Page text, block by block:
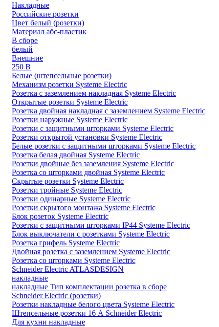
Накладные
Российские розетки
Цвет белый (розетки)
Материал абс-пластик
В сборе
белый
Внешние
250 В
Белые (штепсельные розетки)
Механизм розетки Systeme Electric
Розетка с заземлением накладная Systeme Electric
Открытые розетки Systeme Electric
Розетка двойная накладная с заземлением Systeme Electric
Розетки наружные Systeme Electric
Розетки с защитными шторками Systeme Electric
Розетки открытой установки Systeme Electric
Белые розетки с защитными шторками Systeme Electric
Розетка белая двойная Systeme Electric
Розетки двойные без заземления Systeme Electric
Розетка со шторками двойная Systeme Electric
Скрытые розетки Systeme Electric
Розетки тройные Systeme Electric
Розетки одинарные Systeme Electric
Розетки скрытого монтажа Systeme Electric
Блок розеток Systeme Electric
Розетки с защитными шторками IP44 Systeme Electric
Блок выключатели с розетками Systeme Electric
Розетка грифель Systeme Electric
Двойная розетка с заземлением Systeme Electric
Розетка со шторками Systeme Electric
Schneider Electric ATLASDESIGN
накладные
накладные Тип комплектации розетка в сборе
Schneider Electric (розетки)
Розетки накладные белого цвета Systeme Electric
Штепсельные розетки 16 А Schneider Electric
Для кухни накладные